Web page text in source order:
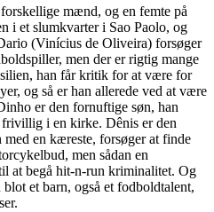
mænd, og en femte på
i et slumkvarter i Sao Paolo, og
(Vinícius de Oliveira) forsøger
men der er rigtig mange
han får kritik for at være for
og så er han allerede ved at være
er den fornuftige søn, han
frivillig i en kirke. Dênis er den
med en kæreste, forsøger at finde
men sådan en
at begå hit-n-run kriminalitet. Og
et barn, også et fodboldtalent,